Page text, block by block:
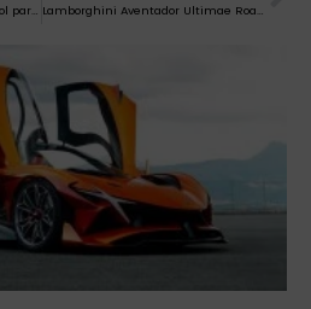
Cadillac CTS-V, potencia y control para una apuesta global Lamborghini Aventador Ultimae Roadster, así es la versión Ad personam que homenajea al Miura Roadster